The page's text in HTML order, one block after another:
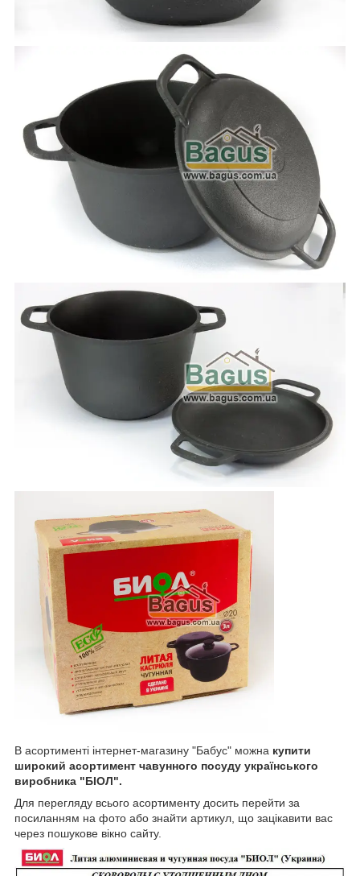
В асортименті інтернет-магазину "Бабус" можна купити
широкий асортимент чавунного посуду українського
виробника "БІОЛ".
Для перегляду всього асортименту досить перейти за
посиланням на фото або знайти артикул, що зацікавити вас
через пошукове вікно сайту.